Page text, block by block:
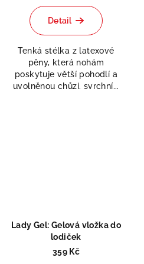
hodnocení
produktu
z
5
hvězdiček.
Detail
Tenká stélka z latexové
pěny, která nohám
poskytuje větší pohodlí a
uvolněnou chůzi. svrchní...
Lady Gel: Gelová vložka do
lodiček
359 Kč